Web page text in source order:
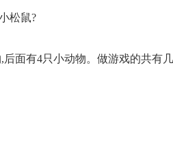
松鼠?
面有4只小动物。做游戏的共有